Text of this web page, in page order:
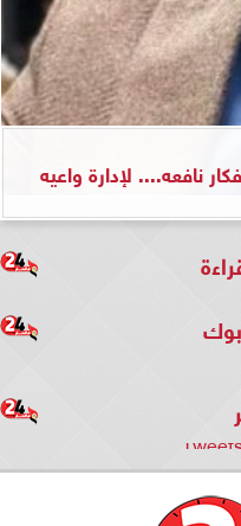
نافعه.... لإدارة واعيه